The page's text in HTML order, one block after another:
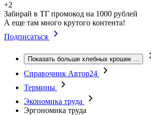
+2
Забирай в ТГ промокод на 1000 рублей
А еще там много крутого контента!
Подписаться
Показать больше хлебных крошек ...
Справочник Автор24
Термины
Экономика труда
Эргономика труда